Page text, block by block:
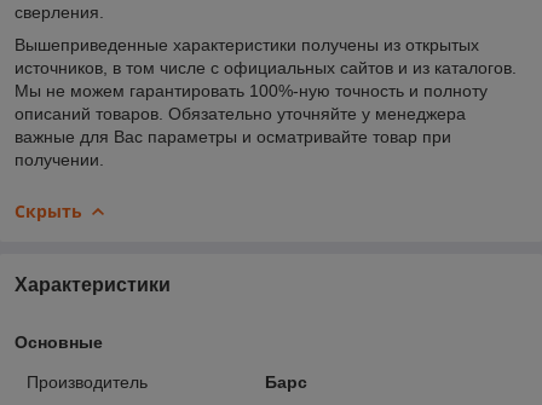
сверления.
Вышеприведенные характеристики получены из открытых
источников, в том числе с официальных сайтов и из каталогов.
Мы не можем гарантировать 100%-ную точность и полноту
описаний товаров. Обязательно уточняйте у менеджера
важные для Вас параметры и осматривайте товар при
получении.
Скрыть
Характеристики
Основные
Производитель
Барс